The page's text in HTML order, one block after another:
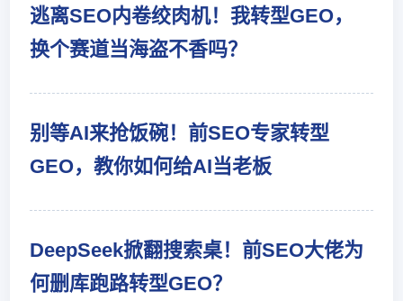
逃离SEO内卷绞肉机！我转型GEO，
换个赛道当海盗不香吗？
别等AI来抢饭碗！前SEO专家转型
GEO，教你如何给AI当老板
DeepSeek掀翻搜索桌！前SEO大佬为
何删库跑路转型GEO？